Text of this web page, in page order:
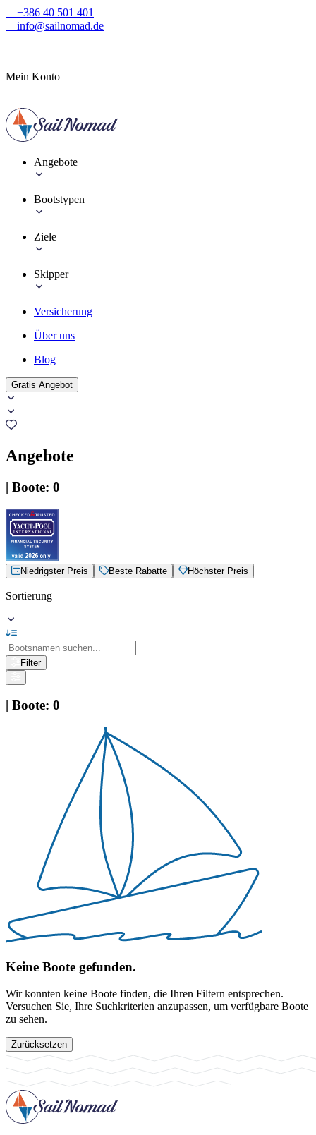
+386 40 501 401
info@sailnomad.de
Mein Konto
Angebote
Bootstypen
Ziele
Skipper
Versicherung
Über uns
Blog
Gratis Angebot
Angebote
| Boote: 0
Niedrigster Preis Beste Rabatte Höchster Preis
Sortierung
Filter
| Boote: 0
Keine Boote gefunden.
Wir konnten keine Boote finden, die Ihren Filtern entsprechen.
Versuchen Sie, Ihre Suchkriterien anzupassen, um verfügbare Boote
zu sehen.
Zurücksetzen